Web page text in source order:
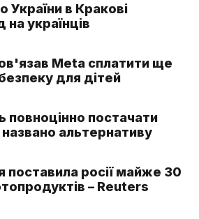
України в Кракові
українців
Meta сплатити ще
для дітей
постачати
альтернативу
поставила росії майже 30
– Reuters